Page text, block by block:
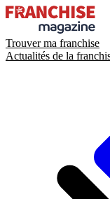
Trouver ma franchise
Actualités de la